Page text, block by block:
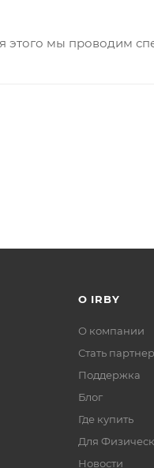
этого мы проводим
О IRBY
О компании
Стать
Поддержка
Блог
Где купить
Для
Новости